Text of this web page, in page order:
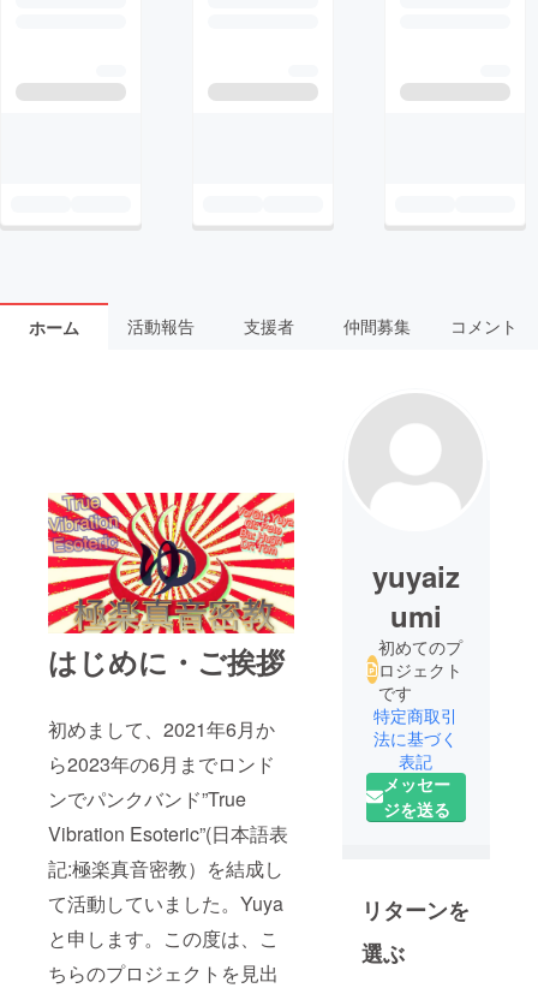
ホーム 活動報告 支援者 仲間募集 コメント
はじめに・ご挨拶
初めまして、2021年6月か
ら2023年の6月までロンド
ンでパンクバンド”True
Vibration Esoteric”(日本語表
記:極楽真音密教）を結成し
て活動していました。Yuya
と申します。この度は、こ
ちらのプロジェクトを見出
yuyaiz
umi
初めてのプ
ロジェクト
です
特定商取引
法に基づく
表記
メッセー
ジを送る
リターンを
選ぶ